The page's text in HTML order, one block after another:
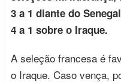
3 a 1 diante do
4 a 1 sobre o Iraque.
A seleção francesa é
o Iraque. Caso vença,